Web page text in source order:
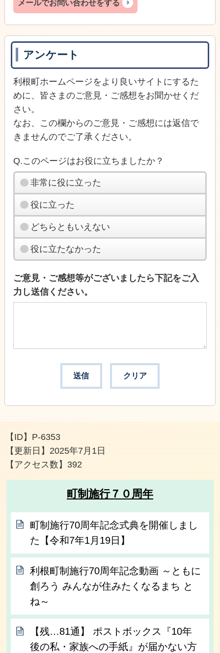
メールでお問い合わせをする
アンケート
利根町ホームページをより良いサイトにするた
めに、皆さまのご意見・ご感想をお聞かせくだ
さい。
なお、この欄からのご意見・ご感想には返信で
きませんのでご了承ください。
Q.このページはお役に立ちましたか？
非常に役に立った
役に立った
どちらともいえない
役に立たなかった
ご意見・ご感想等がございましたら下記をご入
力し送信ください。
【ID】 P-6353
【更新日】 2025年7月1日
【アクセス数】 392
町制施行７０周年
町制施行70周年記念式典を開催しまし
た【令和7年1月19日】
利根町制施行70周年記念動画 ～ともに
創ろう みんなが住みたくなるまち と
ね～
【残…81通】 ポストボックス『10年
後の私・家族への手紙』が届かない方